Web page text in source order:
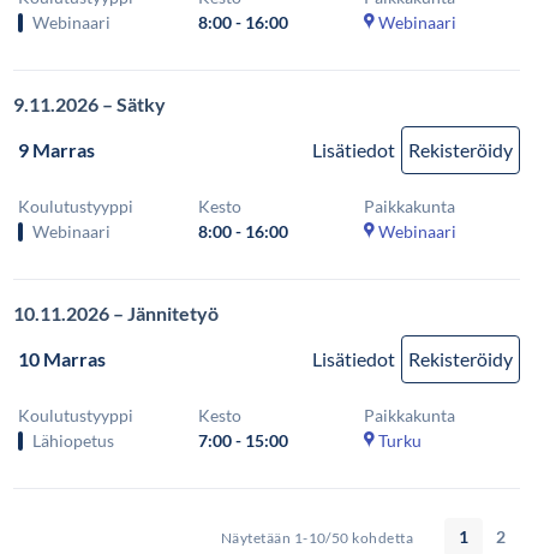
Webinaari
8:00 - 16:00
Webinaari
9.11.2026 – Sätky
9 Marras
Lisätiedot Rekisteröidy
Koulutustyyppi
Webinaari
Kesto
8:00 - 16:00
Paikkakunta
Webinaari
10.11.2026 – Jännitetyö
10 Marras
Lisätiedot Rekisteröidy
Koulutustyyppi
Lähiopetus
Kesto
7:00 - 15:00
Paikkakunta
Turku
Näytetään 1-10/50 kohdetta 1 2